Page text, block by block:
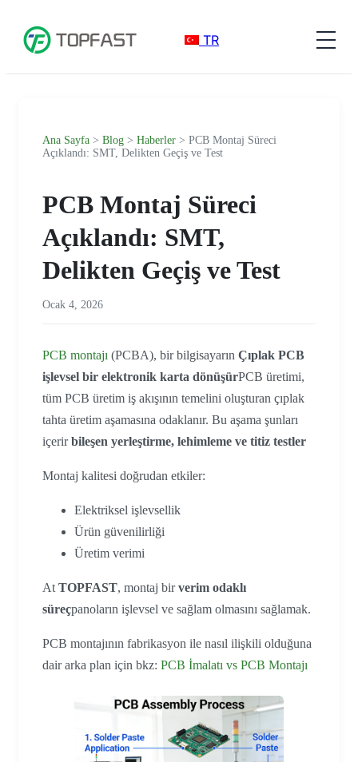
TR
Ana Sayfa > Blog > Haberler > PCB Montaj Süreci
Açıklandı: SMT, Delikten Geçiş ve Test
PCB Montaj Süreci
Açıklandı: SMT,
Delikten Geçiş ve Test
Ocak 4, 2026
PCB montajı (PCBA), bir bilgisayarın Çıplak PCB
işlevsel bir elektronik karta dönüşürPCB üretimi,
tüm PCB üretim iş akışının temelini oluşturan çıplak
tahta üretim aşamasına odaklanır. Bu aşama şunları
içerirbileşen yerleştirme, lehimleme ve titiz testler
Montaj kalitesi doğrudan etkiler:
Elektriksel işlevsellik
Ürün güvenilirliği
Üretim verimi
AtTOPFAST, montaj birverim odaklı
süreçpanoların işlevsel ve sağlam olmasını sağlamak.
PCB montajının fabrikasyon ile nasıl ilişkili olduğuna
dair arka plan için bkz: PCB İmalatı vs PCB Montajı